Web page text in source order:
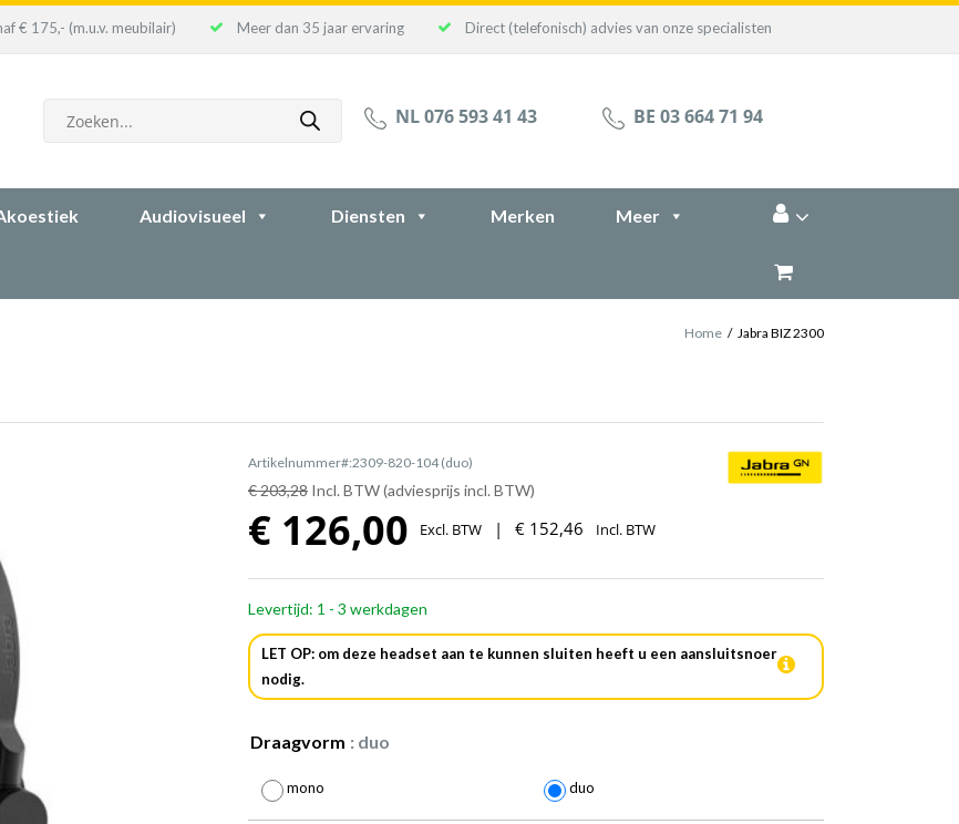
€ 175,- (m.u.v. meubilair) Meer dan 35 jaar ervaring Direct (telefonisch) advies van onze specialisten
zoeken NL 076 593 41 43 BE 03 664 71 94
Audiovisueel Diensten Merken Meer
Home / Jabra BIZ 2300
Artikelnummer#:2309-820-104 (duo)
€ 203,28 Incl. BTW (adviesprijs incl. BTW)
€ 126,00 Excl. BTW | € 152,46 Incl. BTW
Levertijd: 1 - 3 werkdagen
LET OP: om deze headset aan te kunnen sluiten heeft u een aansluitsnoer
nodig.
Draagvorm : duo
mono duo